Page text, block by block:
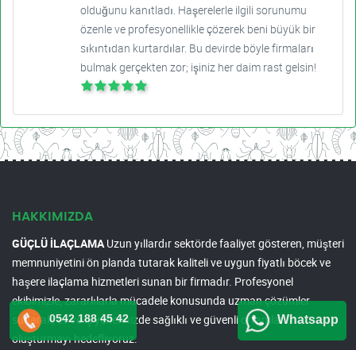
olduğunu kanıtladı. Haşerelerle ilgili sorunumu
özenle ve profesyonellikle çözerek beni büyük bir
sıkıntıdan kurtardılar. Bu devirde böyle firmaları
bulmak gerçekten zor; işiniz her daim rast gelsin!
HAKKIMIZDA
GÜÇLÜ İLAÇLAMAUzun yıllardır sektörde faaliyet gösteren, müşteri
memnuniyetini ön planda tutarak kaliteli ve uygun fiyatlı böcek ve
haşere ilaçlama hizmetleri sunan bir firmadır. Profesyonel
ekibimizle, zararlılarla mücadele konusunda uzman çözümler
sunarak, ev ve iş yerlerinizde sağlıklı ve güvenli ortamlar
oluşturmayı hedefliyoruz.
0542 188 45 42 Whatsapp